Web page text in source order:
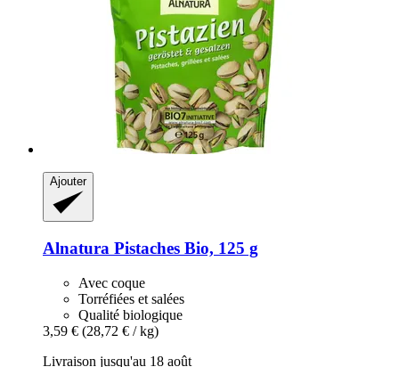
Ajouter
Alnatura Pistaches Bio, 125 g
Avec coque
Torréfiées et salées
Qualité biologique
3,59 € (28,72 € / kg)
Livraison jusqu'au 18 août